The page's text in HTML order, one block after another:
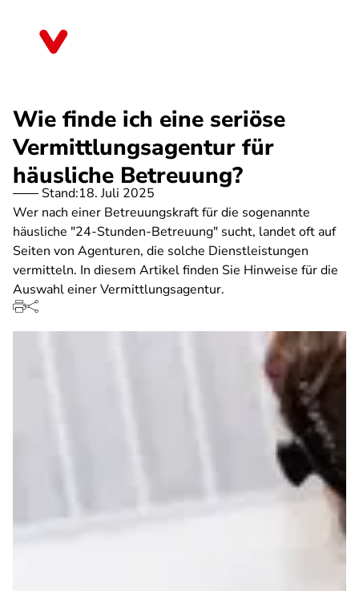
Wie finde ich eine seriöse
Vermittlungsagentur für
häusliche Betreuung?
Stand:18. Juli 2025
Wer nach einer Betreuungskraft für die sogenannte
häusliche "24-Stunden-Betreuung" sucht, landet oft auf
Seiten von Agenturen, die solche Dienstleistungen
vermitteln. In diesem Artikel finden Sie Hinweise für die
Auswahl einer Vermittlungsagentur.